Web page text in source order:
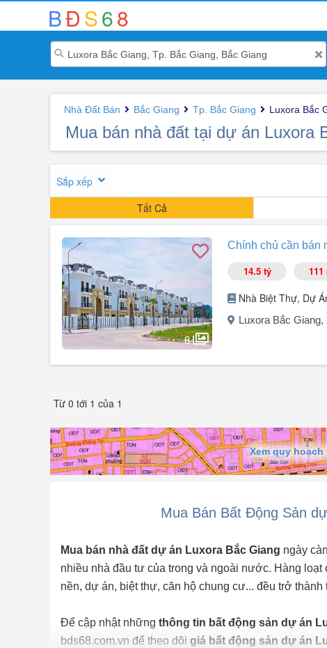
BĐS68
Nhà Đất Bán Bắc Giang Tp. Bắc Giang Luxora Bắc
Mua bán nhà đất tại dự án Luxora
Sắp xếp
Tất Cả
8
Chính chủ cần bán
14.5 tỷ 111
Nhà Biệt Thự, Dự
Luxora Bắc
Nhà 4 tầng 1 tum diện tích 111m² mặt tiền 6m.
Điểm vàng tạo dòng tiền & tăng giá: Sát hơn 1.000 căn hộ
Cách GO! Bắc Giang 700m.
Cách Aeon Mall chỉ 800m.
Gần nhà thi đấu, khu biệt thự triệu đô.
Từ 0 tới 1 của 1
Xem quy hoạch
Mua Bán Bất Động Sản
Mua bán nhà đất dự án Luxora Bắc Giang ngày
nhiều nhà đầu tư của trong và ngoài nước. Hàng
nền, dự án, biệt thự, căn hộ chung cư... đều trở
Để cập nhật những thông tin bất động sản dự án
bds68.com.vn để theo dõi giá bất động sản dự án